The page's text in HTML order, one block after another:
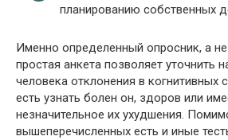
планированию собственных
Именно определенный опросник, а
простая анкета позволяет уточнить
человека отклонения в когнитивных
есть узнать болен он, здоров или
незначительное их ухудшения.
вышеперечисленных есть и иные